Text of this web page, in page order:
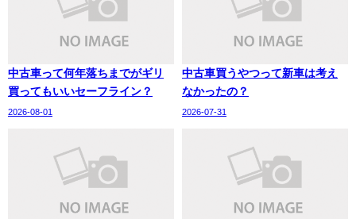
中古車って何年落ちまでがギリ
買ってもいいセーフライン？
2026-08-01
中古車買うやつって新車は考え
なかったの？
2026-07-31